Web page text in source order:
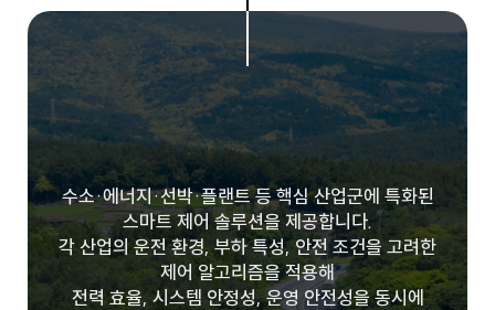
수소·에너지·선박·플랜트 등 핵심 산업군에 특화된
스마트 제어 솔루션을 제공합니다.
각 산업의 운전 환경, 부하 특성, 안전 조건을 고려한
제어 알고리즘을 적용해
전력 효율, 시스템 안정성, 운영 안전성을 동시에